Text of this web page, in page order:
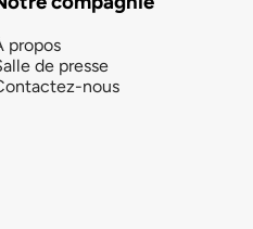
propos
de presse
nous